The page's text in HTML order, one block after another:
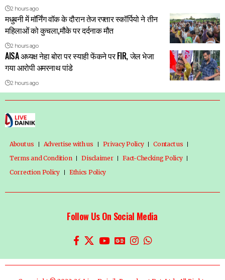
2 hours ago
मधुबनी में मॉर्निंग वॉक के दौरान तेज रफ्तार स्कॉर्पियो ने तीन
महिलाओं को कुचला,मौके पर दर्दनाक मौत
2 hours ago
AISA अध्यक्ष नेहा बोरा पर स्याही फेंकने पर FIR, जेल भेजा
गया आरोपी अमरनाथ पांडे
2 hours ago
About us Advertise with us Privacy Policy
Contact us
Terms and Condition
Disclaimer
Fact-Checking Policy
Correction Policy
Ethics Policy
Follow Us On Social Media